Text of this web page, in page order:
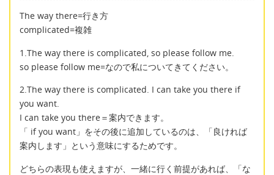
The way there=行き方
complicated=複雑
1.The way there is complicated, so please follow me.
so please follow me=なので私についてきてください。
2.The way there is complicated. I can take you there if
you want.
I can take you there＝案内できます。
「 if you want」をその後に追加しているのは、「良ければ
案内します」という意味にするためです。
どちらの表現も使えますが、一緒に行く前提があれば、「な